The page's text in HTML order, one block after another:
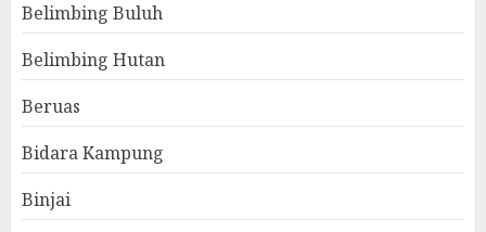
Belimbing Buluh
Belimbing Hutan
Beruas
Bidara Kampung
Binjai